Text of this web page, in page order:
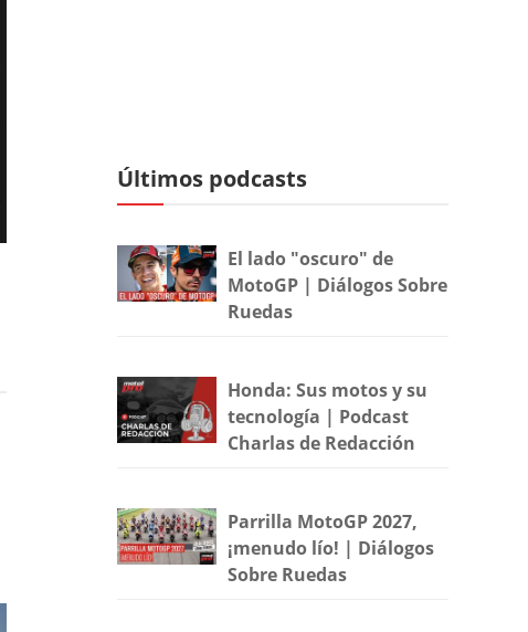
Últimos podcasts
El lado "oscuro" de
MotoGP | Diálogos Sobre
Ruedas
Honda: Sus motos y su
tecnología | Podcast
Charlas de Redacción
Parrilla MotoGP 2027,
¡menudo lío! | Diálogos
Sobre Ruedas